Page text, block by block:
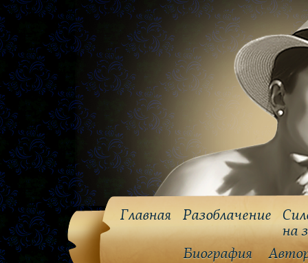
Главная Разоблачение
на
Биография